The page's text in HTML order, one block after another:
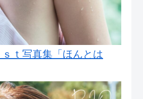
ｔ写真集「ほんとは